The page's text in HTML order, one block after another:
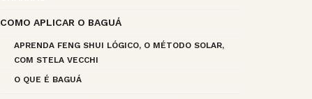
COMO APLICAR O BAGUÁ
APRENDA FENG SHUI LÓGICO, O MÉTODO SOLAR,
COM STELA VECCHI
O QUE É BAGUÁ